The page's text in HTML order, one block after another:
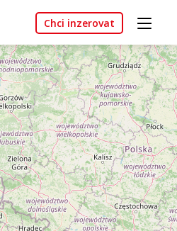
Chci inzerovat